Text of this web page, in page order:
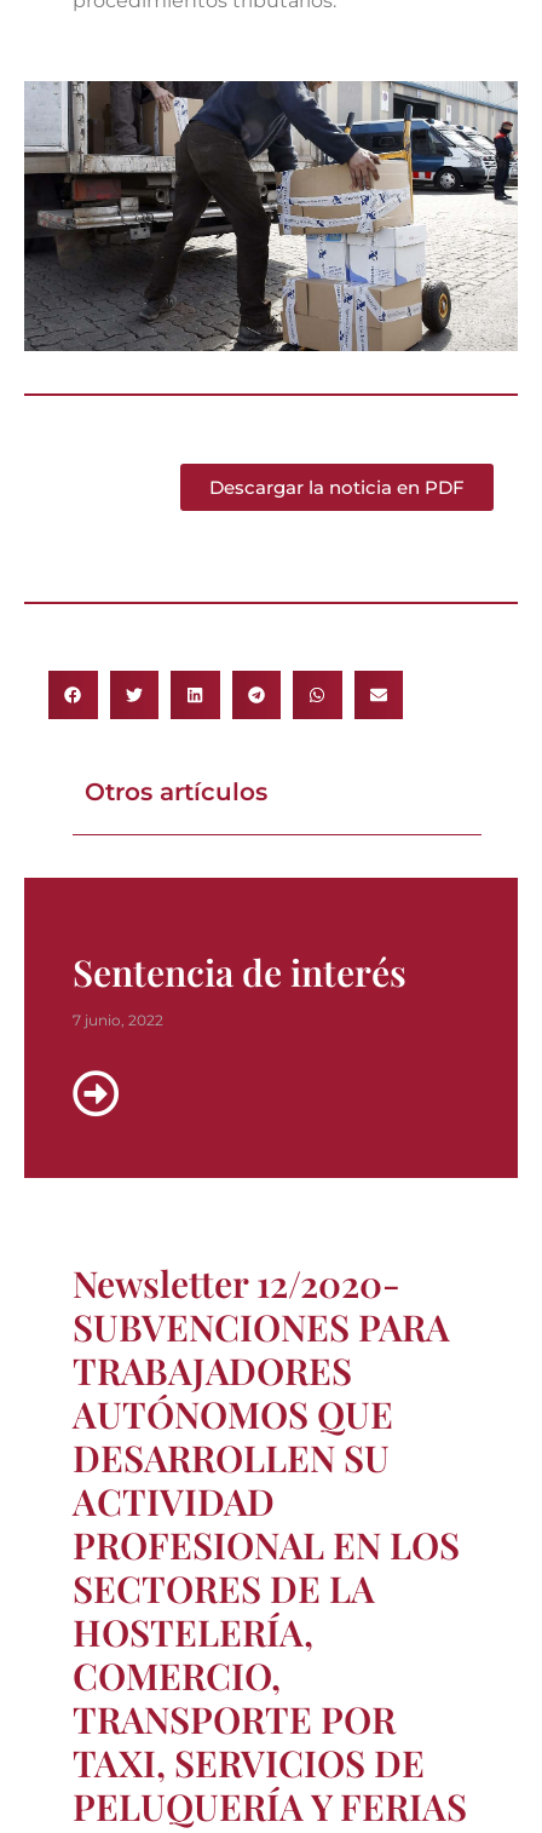
Descargar la noticia en PDF
Otros artículos
Sentencia de interés
7 junio, 2022
Newsletter 12/2020-
SUBVENCIONES PARA
TRABAJADORES
AUTÓNOMOS QUE
DESARROLLEN SU
ACTIVIDAD
PROFESIONAL EN LOS
SECTORES DE LA
HOSTELERÍA,
COMERCIO,
TRANSPORTE POR
TAXI, SERVICIOS DE
PELUQUERÍA Y FERIAS